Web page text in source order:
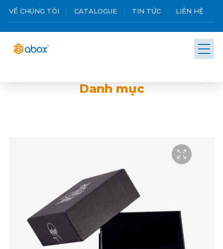
VỀ CHÚNG TÔI CATALOGUE TIN TỨC LIÊN HỆ
Danh mục